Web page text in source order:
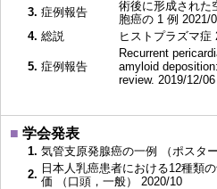
3. 症例報告
術後に形成された
胞癌の 1 例 2021/
4. 総説 ヒストプラズマ症
5. 症例報告
Recurrent
amyloid
review. 2019/12/06
■ 学会発表
1. 気管支原発腺癌の一例 （ポスタ
2. 日本人乳癌患者における12種類
価 （口頭，一般） 2020/10